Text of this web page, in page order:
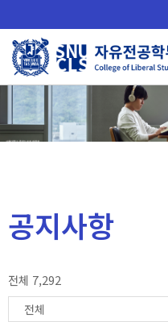
로
메
공지사항
전체 7,292